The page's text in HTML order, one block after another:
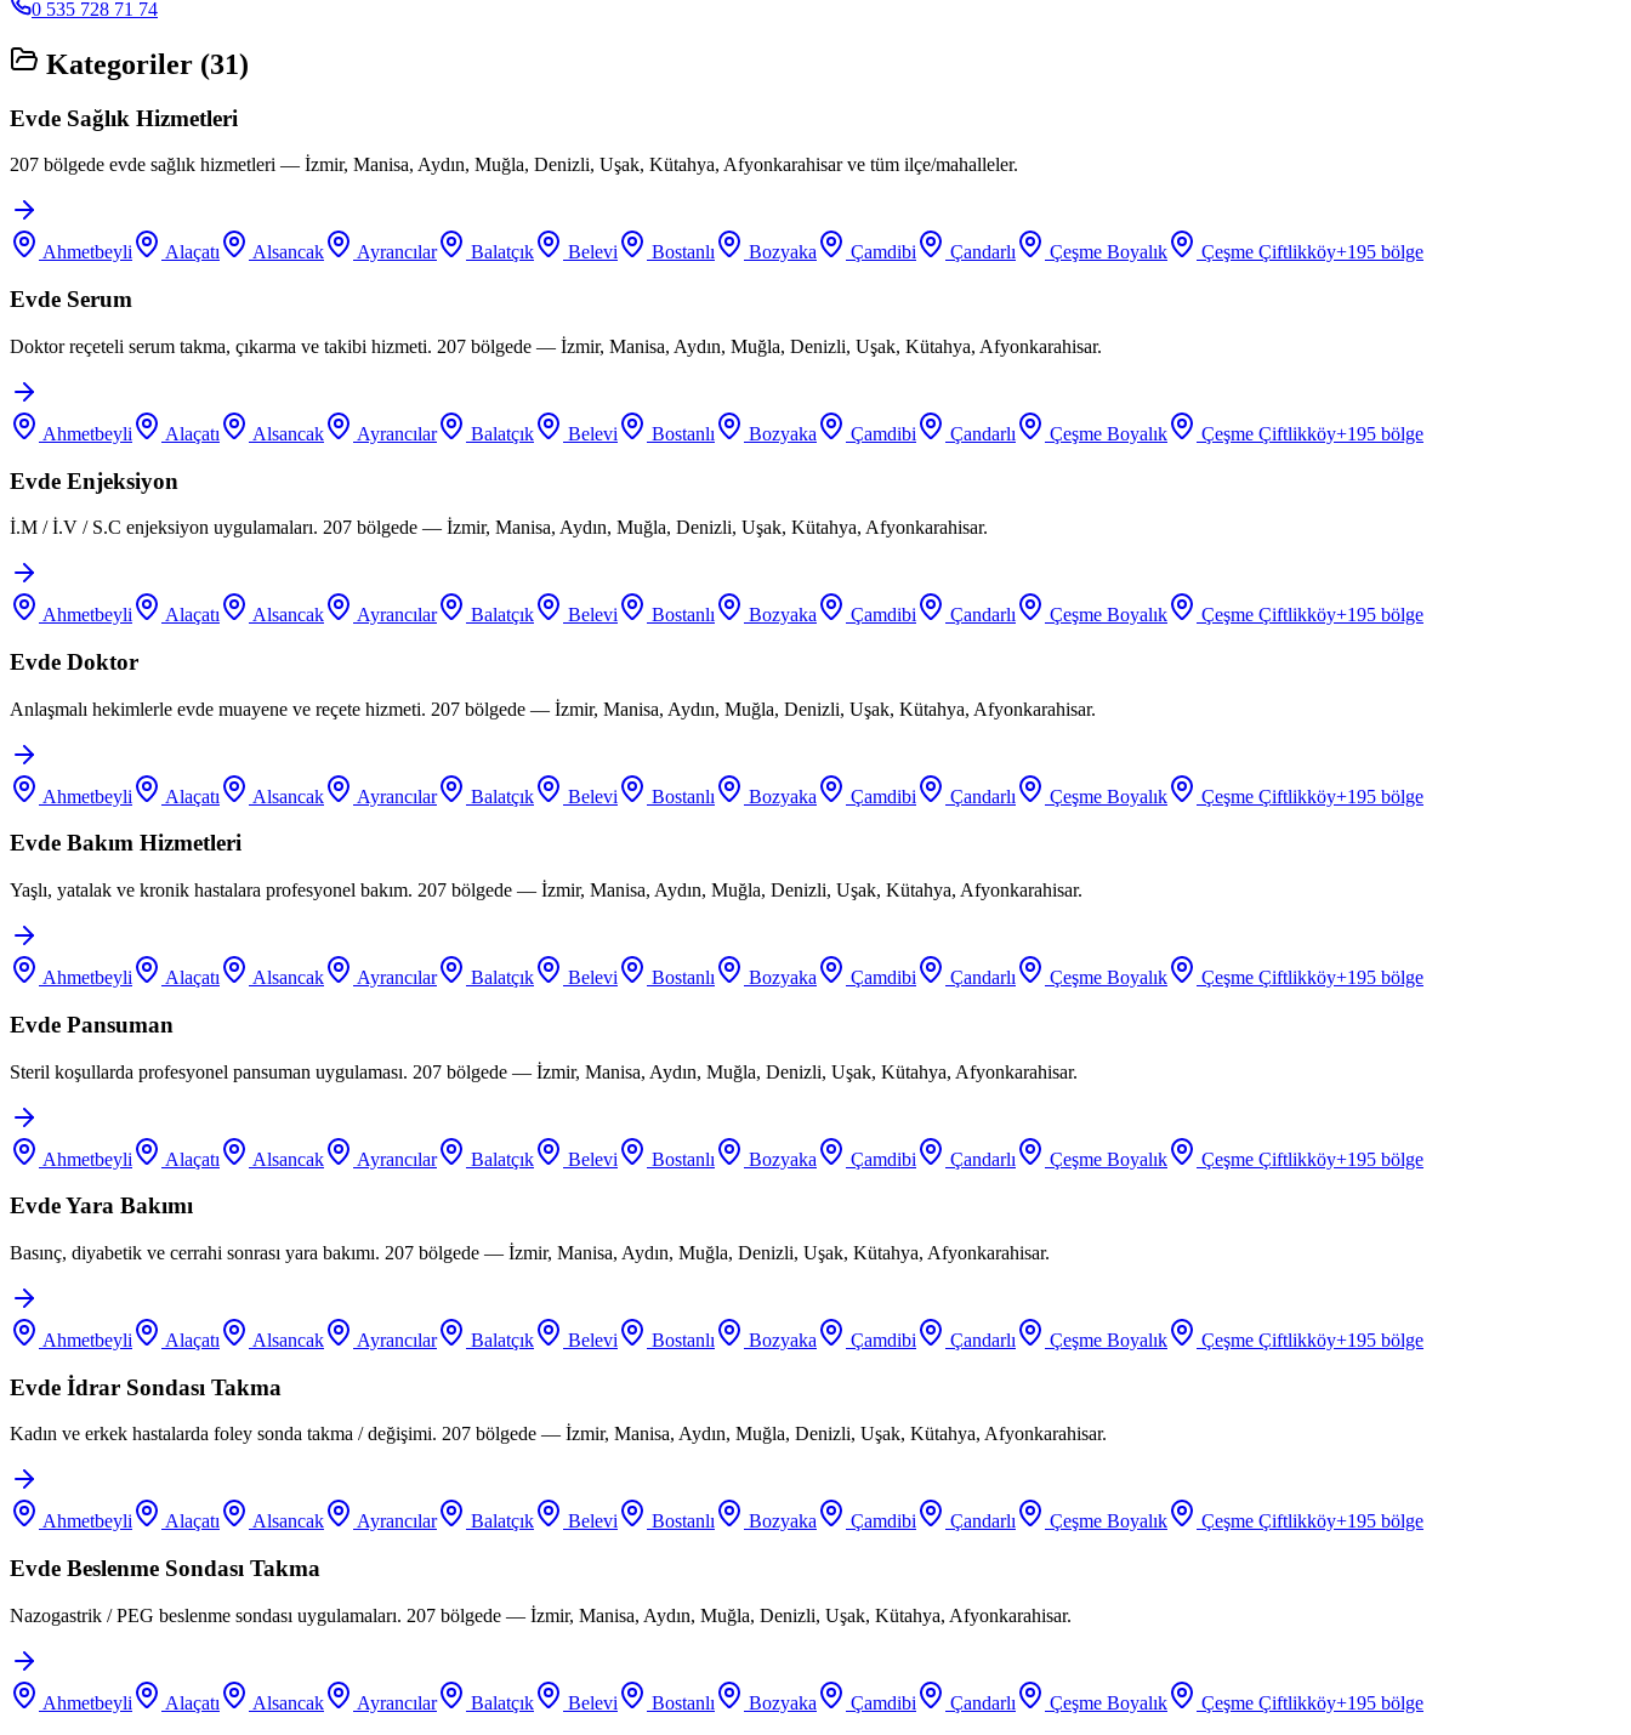
0 535 728 71 74
Kategoriler (31)
Evde Sağlık Hizmetleri
207 bölgede evde sağlık hizmetleri — İzmir, Manisa, Aydın, Muğla, Denizli, Uşak, Kütahya, Afyonkarahisar ve tüm ilçe/mahalleler.
Ahmetbeyli Alaçatı Alsancak Ayrancılar Balatçık Belevi Bostanlı Bozyaka Çamdibi Çandarlı Çeşme Boyalık Çeşme Çiftlikköy+195 bölge
Evde Serum
Doktor reçeteli serum takma, çıkarma ve takibi hizmeti. 207 bölgede — İzmir, Manisa, Aydın, Muğla, Denizli, Uşak, Kütahya, Afyonkarahisar.
Ahmetbeyli Alaçatı Alsancak Ayrancılar Balatçık Belevi Bostanlı Bozyaka Çamdibi Çandarlı Çeşme Boyalık Çeşme Çiftlikköy+195 bölge
Evde Enjeksiyon
İ.M / İ.V / S.C enjeksiyon uygulamaları. 207 bölgede — İzmir, Manisa, Aydın, Muğla, Denizli, Uşak, Kütahya, Afyonkarahisar.
Ahmetbeyli Alaçatı Alsancak Ayrancılar Balatçık Belevi Bostanlı Bozyaka Çamdibi Çandarlı Çeşme Boyalık Çeşme Çiftlikköy+195 bölge
Evde Doktor
Anlaşmalı hekimlerle evde muayene ve reçete hizmeti. 207 bölgede — İzmir, Manisa, Aydın, Muğla, Denizli, Uşak, Kütahya, Afyonkarahisar.
Ahmetbeyli Alaçatı Alsancak Ayrancılar Balatçık Belevi Bostanlı Bozyaka Çamdibi Çandarlı Çeşme Boyalık Çeşme Çiftlikköy+195 bölge
Evde Bakım Hizmetleri
Yaşlı, yatalak ve kronik hastalara profesyonel bakım. 207 bölgede — İzmir, Manisa, Aydın, Muğla, Denizli, Uşak, Kütahya, Afyonkarahisar.
Ahmetbeyli Alaçatı Alsancak Ayrancılar Balatçık Belevi Bostanlı Bozyaka Çamdibi Çandarlı Çeşme Boyalık Çeşme Çiftlikköy+195 bölge
Evde Pansuman
Steril koşullarda profesyonel pansuman uygulaması. 207 bölgede — İzmir, Manisa, Aydın, Muğla, Denizli, Uşak, Kütahya, Afyonkarahisar.
Ahmetbeyli Alaçatı Alsancak Ayrancılar Balatçık Belevi Bostanlı Bozyaka Çamdibi Çandarlı Çeşme Boyalık Çeşme Çiftlikköy+195 bölge
Evde Yara Bakımı
Basınç, diyabetik ve cerrahi sonrası yara bakımı. 207 bölgede — İzmir, Manisa, Aydın, Muğla, Denizli, Uşak, Kütahya, Afyonkarahisar.
Ahmetbeyli Alaçatı Alsancak Ayrancılar Balatçık Belevi Bostanlı Bozyaka Çamdibi Çandarlı Çeşme Boyalık Çeşme Çiftlikköy+195 bölge
Evde İdrar Sondası Takma
Kadın ve erkek hastalarda foley sonda takma / değişimi. 207 bölgede — İzmir, Manisa, Aydın, Muğla, Denizli, Uşak, Kütahya, Afyonkarahisar.
Ahmetbeyli Alaçatı Alsancak Ayrancılar Balatçık Belevi Bostanlı Bozyaka Çamdibi Çandarlı Çeşme Boyalık Çeşme Çiftlikköy+195 bölge
Evde Beslenme Sondası Takma
Nazogastrik / PEG beslenme sondası uygulamaları. 207 bölgede — İzmir, Manisa, Aydın, Muğla, Denizli, Uşak, Kütahya, Afyonkarahisar.
Ahmetbeyli Alaçatı Alsancak Ayrancılar Balatçık Belevi Bostanlı Bozyaka Çamdibi Çandarlı Çeşme Boyalık Çeşme Çiftlikköy+195 bölge